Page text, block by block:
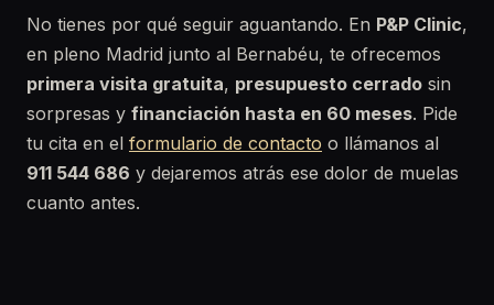
No tienes por qué seguir aguantando. En P&P Clinic,
en pleno Madrid junto al Bernabéu, te ofrecemos
primera visita gratuita, presupuesto cerrado sin
sorpresas y financiación hasta en 60 meses. Pide
tu cita en el formulario de contacto o llámanos al
911 544 686 y dejaremos atrás ese dolor de muelas
cuanto antes.